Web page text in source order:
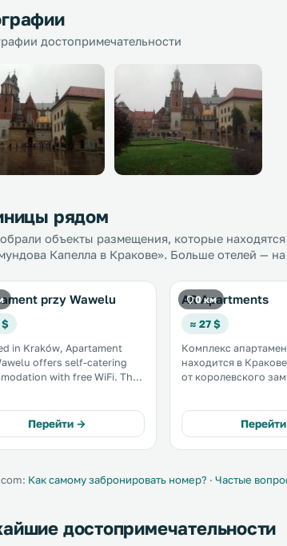
достопримечательности
рядом
объекты размещения, которые находятся
Капелла в Кракове». Больше отелей —
przy Wawelu
$
in Kraków, Apartament
offers self-catering
with free WiFi. The
dining area and a kitchenette
with a microwave, a fridge
. .
Перейти →
0 км
AR Apartments
≈ 27 $
Комплекс
находится в
от королевского
услугам гостей
числе удобств
гостиный уголок и
Как самому забронировать номер? · Частые
достопримечательности